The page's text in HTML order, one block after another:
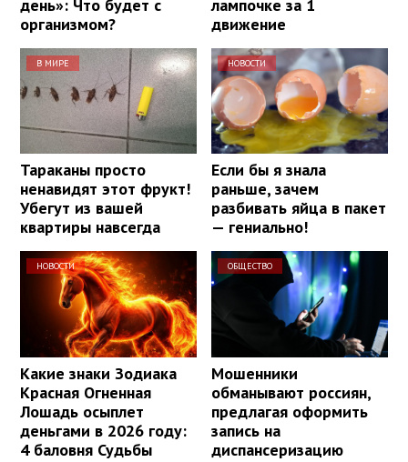
день»: Что будет с
организмом?
лампочке за 1
движение
В МИРЕ
Тараканы просто
ненавидят этот фрукт!
Убегут из вашей
квартиры навсегда
НОВОСТИ
Если бы я знала
раньше, зачем
разбивать яйца в пакет
— гениально!
НОВОСТИ
Какие знаки Зодиака
Красная Огненная
Лошадь осыплет
деньгами в 2026 году:
4 баловня Судьбы
ОБЩЕСТВО
Мошенники
обманывают россиян,
предлагая оформить
запись на
диспансеризацию